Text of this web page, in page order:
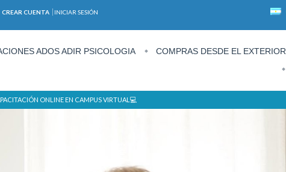
CREAR CUENTA INICIAR SESIÓN
ADOS ADIR PSICOLOGIA COMPRAS DESDE EL EXTERIOR
ONLINE EN CAMPUS VIRTUAL💻